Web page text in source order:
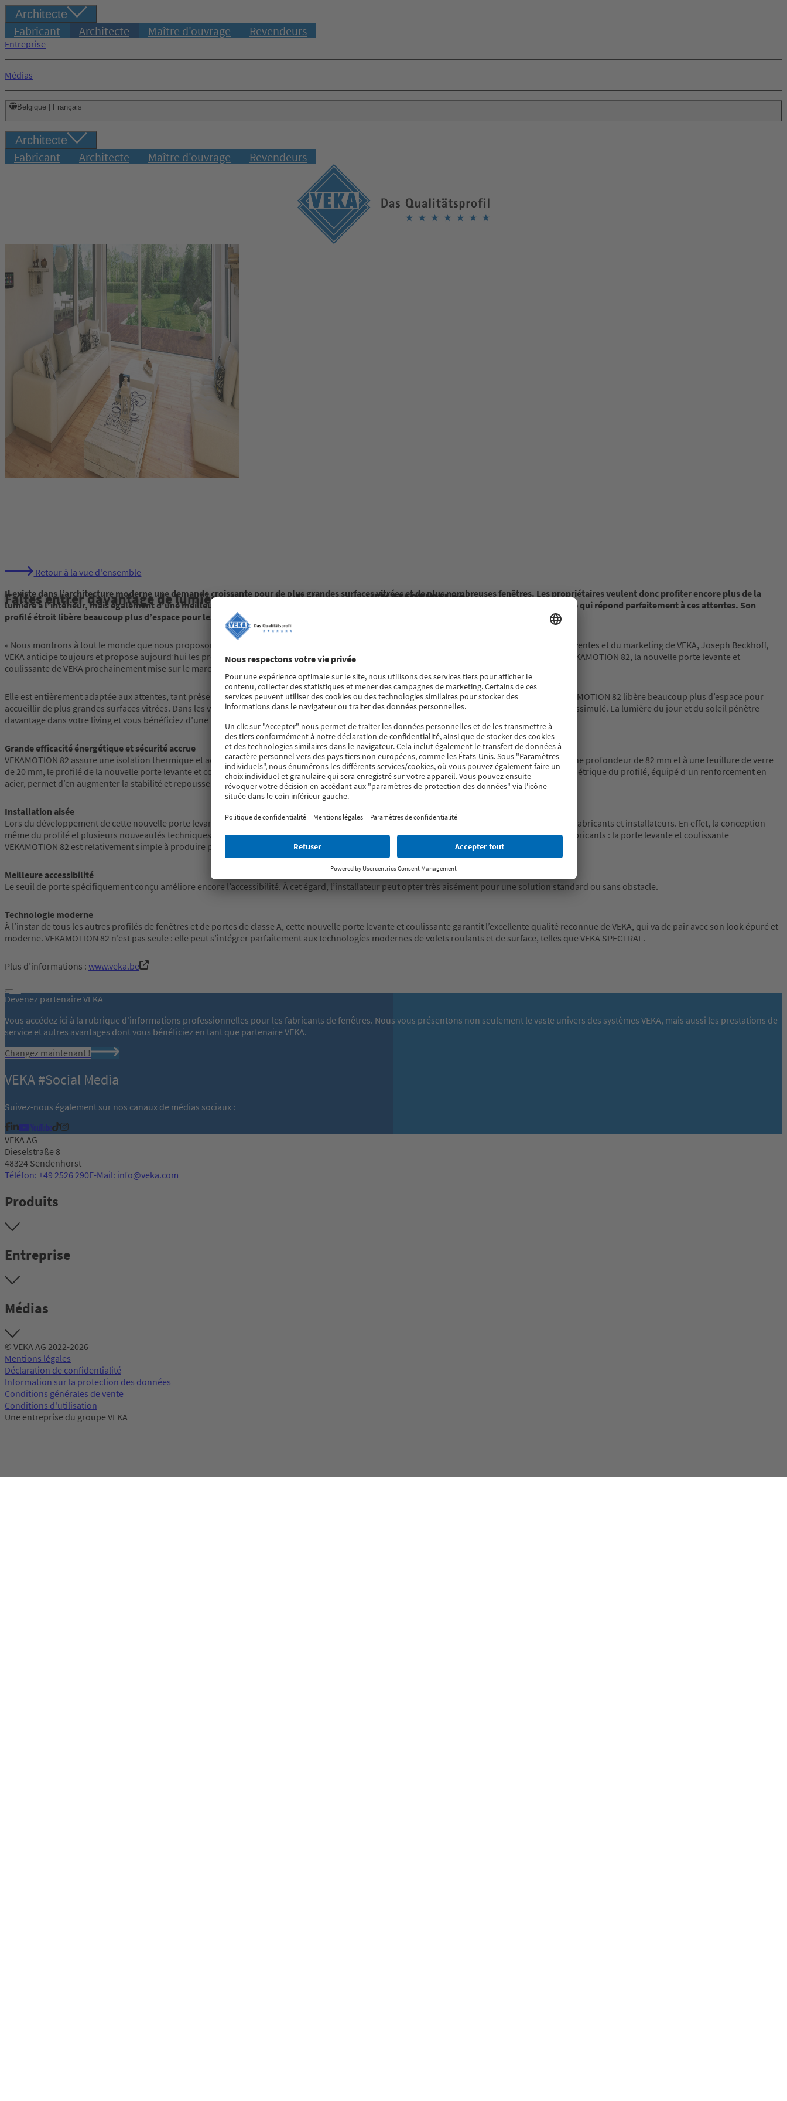
Architecte
Fabricant Architecte Maître d'ouvrage Revendeurs
Entreprise
Médias
Belgique | Français
Architecte
Fabricant Architecte Maître d'ouvrage Revendeurs
Connexion
Faites entrer davantage de lumière dans votre living avec VEKAMOTION 82
Retour à la vue d'ensemble
Il existe dans l’architecture moderne une demande croissante pour de plus grandes surfaces vitrées et de plus nombreuses fenêtres. Les propriétaires veulent donc profiter encore plus de la
lumière à l’intérieur, mais également d’une meilleure vue de l’extérieur. Avec VEKAMOTION 82, VEKA propose une porte levante et coulissante qui répond parfaitement à ces attentes. Son
profilé étroit libère beaucoup plus d’espace pour les plus grandes surfaces vitrées.
« Nous montrons à tout le monde que nous proposons des solutions adéquates et adaptées aux défis à venir. » Comme l’explique le Directeur des ventes et du marketing de VEKA, Joseph Beckhoff,
VEKA anticipe toujours et propose aujourd’hui les profilés de fenêtres et de portes de classe A qui vous permettent d’être équipés pour l’avenir. VEKAMOTION 82, la nouvelle porte levante et
coulissante de VEKA prochainement mise sur le marché, en est un bel exemple.
Elle est entièrement adaptée aux attentes, tant présentes qu’à venir, des propriétaires de maisons. Grâce à un profilé jusqu’à 20 % plus étroit, VEKAMOTION 82 libère beaucoup plus d’espace pour
accueillir de plus grandes surfaces vitrées. Dans les versions MAX et VISTA de VEKAMOTION, le profilé est encore plus étroit, voire complètement dissimulé. La lumière du jour et du soleil pénètre
davantage dans votre living et vous bénéficiez d’une plus belle vue sur les enfants qui jouent au jardin.
Grande efficacité énergétique et sécurité accrue
VEKAMOTION 82 assure une isolation thermique et acoustique optimale, et permet d’augmenter l’efficacité énergétique des habitations. Grâce à une profondeur de 82 mm et à une feuillure de verre
de 20 mm, le profilé de la nouvelle porte levante et coulissante est en effet parfaitement adapté au triple vitrage. En outre, la structure solide et symétrique du profilé, équipé d’un renforcement en
acier, permet d’en augmenter la stabilité et repousse les visiteurs indésirables.
Installation aisée
Lors du développement de cette nouvelle porte levante et coulissante, VEKA a non seulement pensé aux propriétaires et résidents, mais aussi aux fabricants et installateurs. En effet, la conception
même du profilé et plusieurs nouveautés techniques garantissent une installation aisée de VEKAMOTION 82. Avantage supplémentaire pour les fabricants : la porte levante et coulissante
VEKAMOTION 82 est relativement simple à produire parce que composée de moins d’éléments.
Meilleure accessibilité
Le seuil de porte spécifiquement conçu améliore encore l’accessibilité. À cet égard, l’installateur peut opter très aisément pour une solution standard ou sans obstacle.
Technologie moderne
À l’instar de tous les autres profilés de fenêtres et de portes de classe A, cette nouvelle porte levante et coulissante garantit l’excellente qualité reconnue de VEKA, qui va de pair avec son look épuré et
moderne. VEKAMOTION 82 n’est pas seule : elle peut s’intégrer parfaitement aux technologies modernes de volets roulants et de surface, telles que VEKA SPECTRAL.
Plus d’informations : www.veka.be
Devenez partenaire VEKA
Vous accédez ici à la rubrique d'informations professionnelles pour les fabricants de fenêtres. Nous vous présentons non seulement le vaste univers des systèmes VEKA, mais aussi les prestations de
service et autres avantages dont vous bénéficiez en tant que partenaire VEKA.
Changez maintenant !
VEKA #Social Media
Suivez-nous également sur nos canaux de médias sociaux :
VEKA AG
Dieselstraße 8
48324 Sendenhorst
Téléfon: +49 2526 290E-Mail: info@veka.com
Produits
Entreprise
Médias
© VEKA AG 2022-2026
Mentions légales
Déclaration de confidentialité
Information sur la protection des données
Conditions générales de vente
Conditions d'utilisation
Une entreprise du groupe VEKA